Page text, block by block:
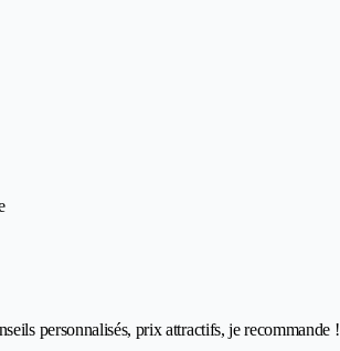
personnalisés, prix attractifs, je recommande !